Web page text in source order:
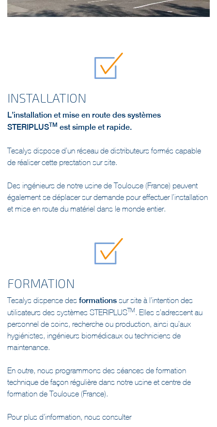
INSTALLATION
L’installation et mise en route des systèmes
STERIPLUSTM est simple et rapide.
Tesalys dispose d’un réseau de distributeurs formés capable
de réaliser cette prestation sur site.
Des ingénieurs de notre usine de Toulouse (France) peuvent
également se déplacer sur demande pour effectuer l’installation
et mise en route du matériel dans le monde entier.
FORMATION
Tesalys dispense des formations sur site à l’intention des
utilisateurs des systèmes STERIPLUSTM. Elles s’adressent au
personnel de soins, recherche ou production, ainsi qu’aux
hygiénistes, ingénieurs biomédicaux ou techniciens de
maintenance.
En outre, nous programmons des séances de formation
technique de façon régulière dans notre usine et centre de
formation de Toulouse (France).
Pour plus d’information, nous consulter